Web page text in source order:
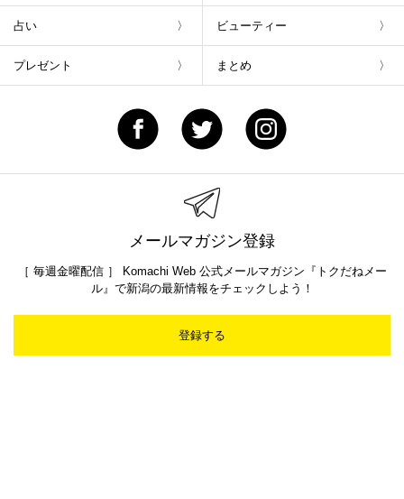
占い ビューティー
プレゼント まとめ
メールマガジン登録
［ 毎週金曜配信 ］ Komachi Web 公式メールマガジン『トクだねメー
ル』で新潟の最新情報をチェックしよう！
登録する